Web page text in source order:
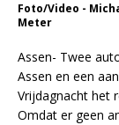
Foto/Video -
Meter
Assen- Twee
Assen en een
Vrijdagnacht het
Omdat er geen